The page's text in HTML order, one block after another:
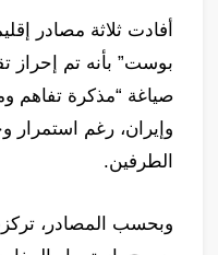
أفادت ثلاثة مصادر
بوست” بأنه تم إحراز
صياغة “مذكرة تفاهم
وإيران، رغم استمرار
الطرفين.
وبحسب المصادر،